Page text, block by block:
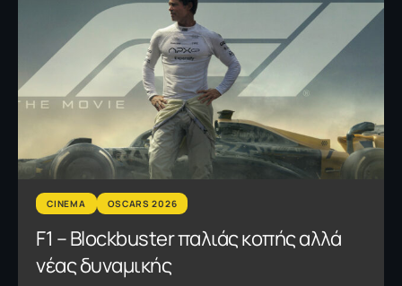
CINEMA OSCARS 2026
F1 – Blockbuster παλιάς κοπής αλλά
νέας δυναμικής